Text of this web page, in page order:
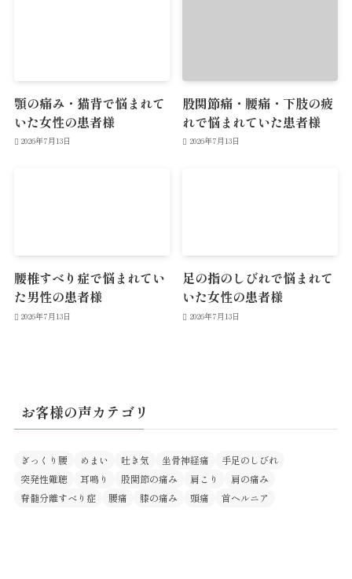
顎の痛み・猫背で悩まれて
いた女性の患者様
2026年7月13日
股関節痛・腰痛・下肢の疲
れで悩まれていた患者様
2026年7月13日
腰椎すべり症で悩まれてい
た男性の患者様
2026年7月13日
足の指のしびれで悩まれて
いた女性の患者様
2026年7月13日
お客様の声カテゴリ
ぎっくり腰 めまい 吐き気 坐骨神経痛
手足のしびれ
突発性難聴
耳鳴り 股関節の痛み 肩こり
肩の痛み
脊髄分離すべり症
腰痛 膝の痛み 頭痛 首ヘルニア